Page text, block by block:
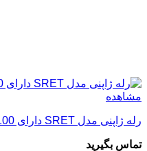
مشاهده
رله ژاپنی مدل SRET دارای 100 ولت و 8 پین
تماس بگیرید